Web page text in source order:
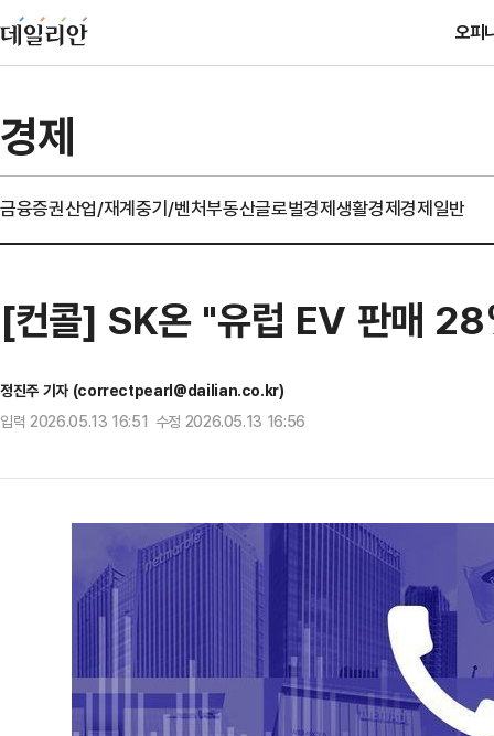
오피
경제
금융증권산업/재계중기/벤처부동산글로벌경제생활경제경제일반
[컨콜] SK온 "유럽 EV 판매
정진주 기자 (correctpearl@dailian.co.kr)
입력 2026.05.13 16:51 수정 2026.05.13 16:56